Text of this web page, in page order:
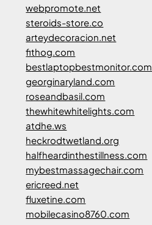
webpromote.net
steroids-store.co
arteydecoracion.net
fithog.com
bestlaptopbestmonitor.com
georginaryland.com
roseandbasil.com
thewhitewhitelights.com
atdhe.ws
heckrodtwetland.org
halfheardinthestillness.com
mybestmassagechair.com
ericreed.net
fluxetine.com
mobilecasino8760.com